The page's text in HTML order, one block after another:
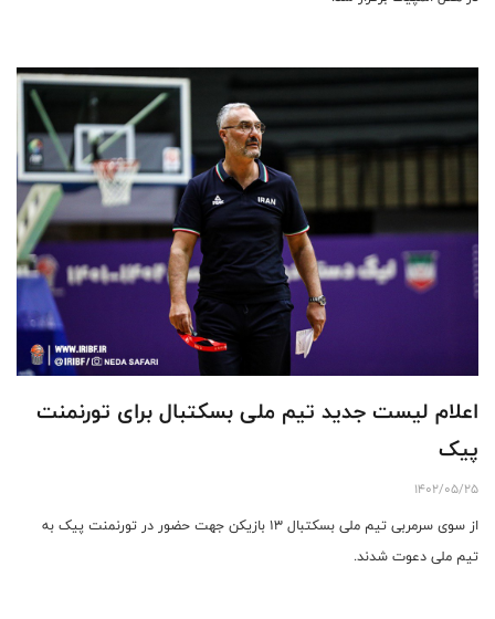
اعلام لیست جدید تیم ملی بسکتبال برای تورنمنت
پیک
1402/05/25
از سوی سرمربی تیم ملی بسکتبال ۱۳ بازیکن جهت حضور در تورنمنت پیک به
تیم ملی دعوت شدند.